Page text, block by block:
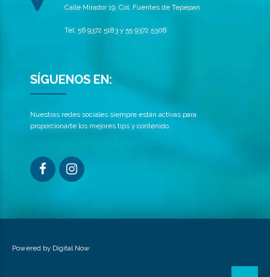
Calle Mirador 19, Col. Fuentes de Tepepan
Tel: 56 9372 5183 y 55 9372 5308
SÍGUENOS EN:
Nuestras redes sociales siempre están activas para
proporcionarte los mejores tips y contenido.
Powered by Digital Now